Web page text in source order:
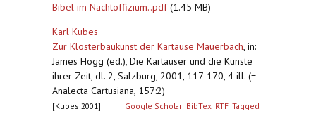
Bibel im Nachtoffizium..pdf(1.45 MB)
Karl Kubes
Zur Klosterbaukunst der Kartause Mauerbach, in:
James Hogg (ed.), Die Kartäuser und die Künste
ihrer Zeit, dl. 2, Salzburg, 2001, 117-170, 4 ill. (=
Analecta Cartusiana, 157:2)
[Kubes 2001] Google Scholar BibTex RTF Tagged